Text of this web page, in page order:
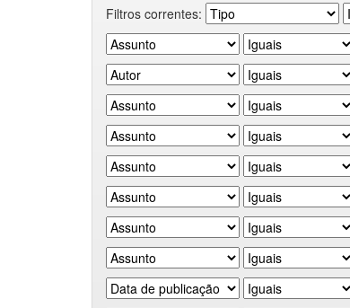
Filtros correntes: